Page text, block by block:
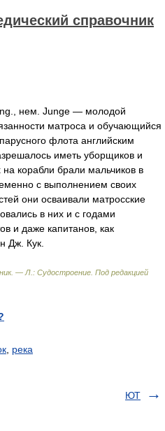
справочник
нем. Junge — молодой
матроса и обучающийся
флота английским
иметь уборщиков и
на корабли брали мальчиков в
с выполнением своих
они осваивали матросские
в них и с годами
и даже капитанов, как
Дж. Кук.
— Л.: Судостроение Под редакцией
река
ЮТ